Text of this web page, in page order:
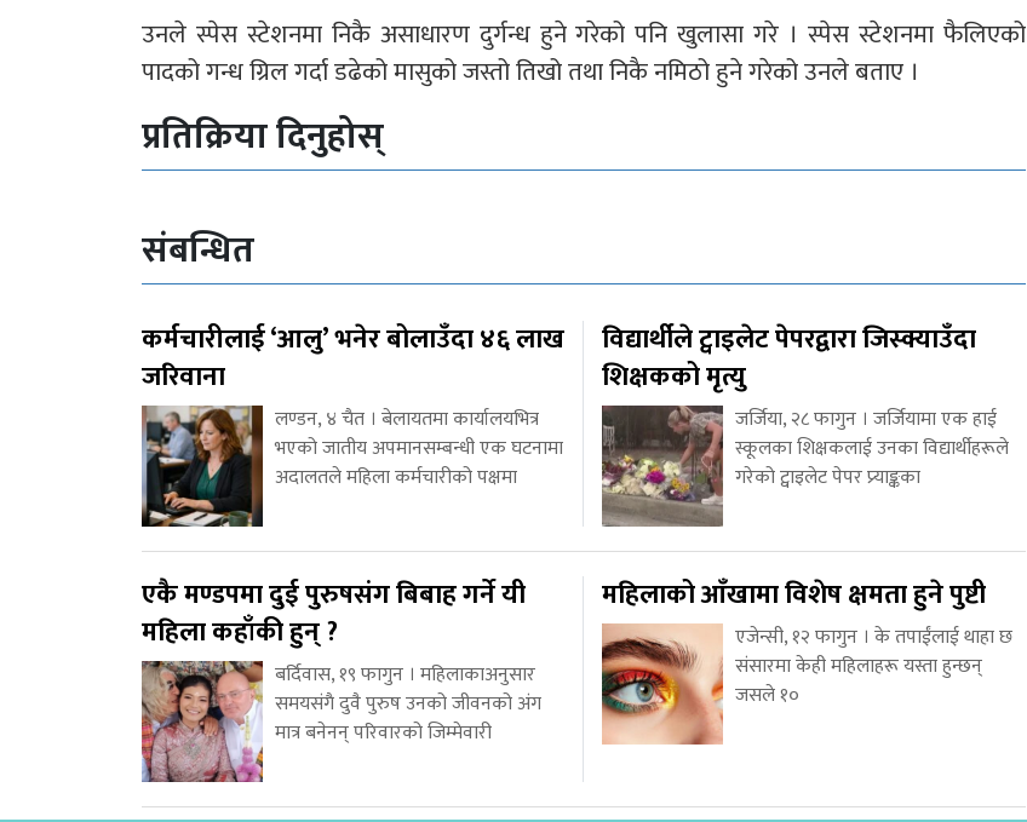
उनले स्पेस स्टेशनमा निकै असाधारण दुर्गन्ध हुने गरेको पनि खुलासा गरे । स्पेस स्टेशनमा फैलिएको
पादको गन्ध ग्रिल गर्दा डढेको मासुको जस्तो तिखो तथा निकै नमिठो हुने गरेको उनले बताए ।
प्रतिक्रिया दिनुहोस्
संबन्धित
कर्मचारीलाई ‘आलु’ भनेर बोलाउँदा ४६ लाख
जरिवाना
लण्डन, ४ चैत । बेलायतमा कार्यालयभित्र
भएको जातीय अपमानसम्बन्धी एक घटनामा
अदालतले महिला कर्मचारीको पक्षमा
विद्यार्थीले ट्वाइलेट पेपरद्वारा जिस्क्याउँदा
शिक्षकको मृत्यु
जर्जिया, २८ फागुन । जर्जियामा एक हाई
स्कूलका शिक्षकलाई उनका विद्यार्थीहरूले
गरेको ट्वाइलेट पेपर प्र्याङ्कका
एकै मण्डपमा दुई पुरुषसंग बिबाह गर्ने यी
महिला कहाँकी हुन् ?
बर्दिवास, १९ फागुन । महिलाकाअनुसार
समयसंगै दुवै पुरुष उनको जीवनको अंग
मात्र बनेनन् परिवारको जिम्मेवारी
महिलाको आँखामा विशेष क्षमता हुने पुष्टी
एजेन्सी, १२ फागुन । के तपाईंलाई थाहा छ
संसारमा केही महिलाहरू यस्ता हुन्छन्
जसले १०